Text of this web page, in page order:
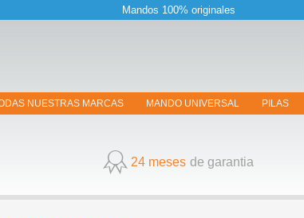
Mandos 100% originales
NUESTRAS MARCAS MANDO UNIVERSAL PILAS
24 meses de garantia